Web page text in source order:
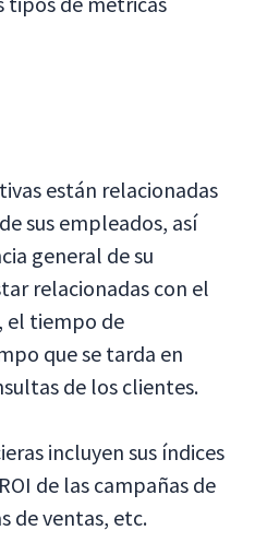
están relacionadas
sus empleados, así
general de su
relacionadas con el
el tiempo de
que se tarda en
de los clientes.
incluyen sus índices
de las campañas de
de ventas, etc.